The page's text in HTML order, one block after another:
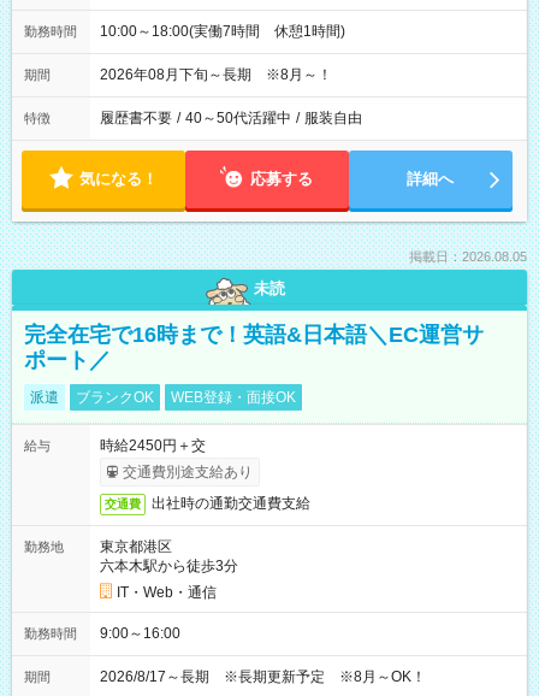
勤務時間 10:00～18:00(実働7時間 休憩1時間)
期間 2026年08月下旬～長期 ※8月～！
特徴 履歴書不要 / 40～50代活躍中 / 服装自由
気になる！ 応募する 詳細へ
掲載日：2026.08.05
未読
完全在宅で16時まで！英語&日本語＼EC運営サ
ポート／
派遣 ブランクOK WEB登録・面接OK
給与
時給2450円＋交
交通費別途支給あり
交通費 出社時の通勤交通費支給
勤務地
東京都港区
六本木駅から徒歩3分
IT・Web・通信
勤務時間 9:00～16:00
期間 2026/8/17～長期 ※長期更新予定 ※8月～OK！